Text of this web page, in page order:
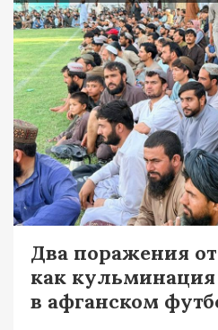
Два поражения
как
в афганском